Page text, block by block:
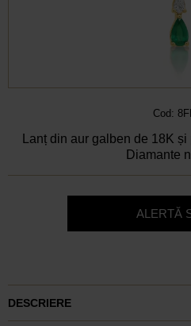
Cod:
Lanț din aur galben de 18K
Diamante
ALERTĂ
DESCRIERE